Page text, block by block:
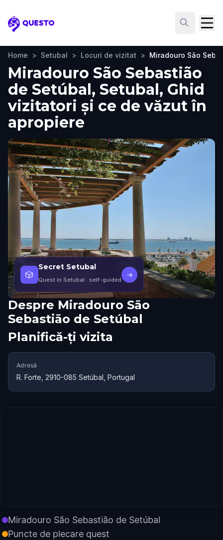
Questo
Home > Setubal > Locuri de vizitat > Miradouro São
Miradouro São Sebastião
de Setúbal, Setubal, Ghid
vizitatori și ce de văzut în
apropiere
🎲
Secret Setubal
Quest in Setubal · self-guided
→
Despre Miradouro São
Sebastião de Setúbal
Planifică-ți vizita
Adresă
R. Forte, 2910-085 Setúbal, Portugal
Miradouro São Sebastião de Setúbal
Puncte de plecare quest